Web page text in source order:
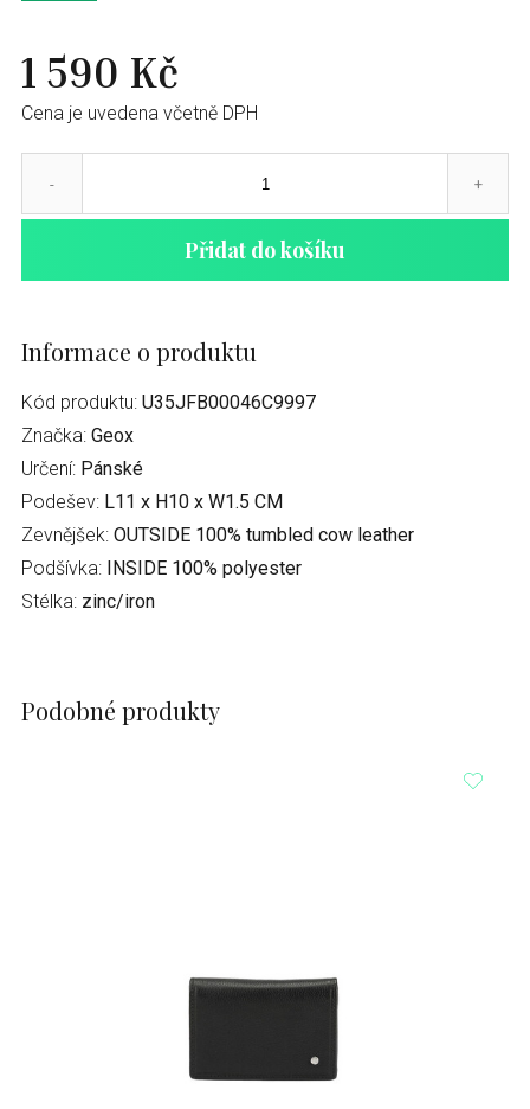
1 590 Kč
Cena je uvedena včetně DPH
- +
Přidat do košíku
Informace o produktu
Kód produktu: U35JFB00046C9997
Značka: Geox
Určení: Pánské
Podešev: L11 x H10 x W1.5 CM
Zevnějšek: OUTSIDE 100% tumbled cow leather
Podšívka: INSIDE 100% polyester
Stélka: zinc/iron
Podobné produkty